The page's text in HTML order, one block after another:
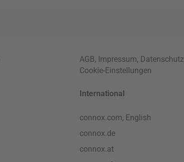
AGB, Impressum, Datenschutz
Cookie-Einstellungen
International
connox.com, English
connox.de
connox.at